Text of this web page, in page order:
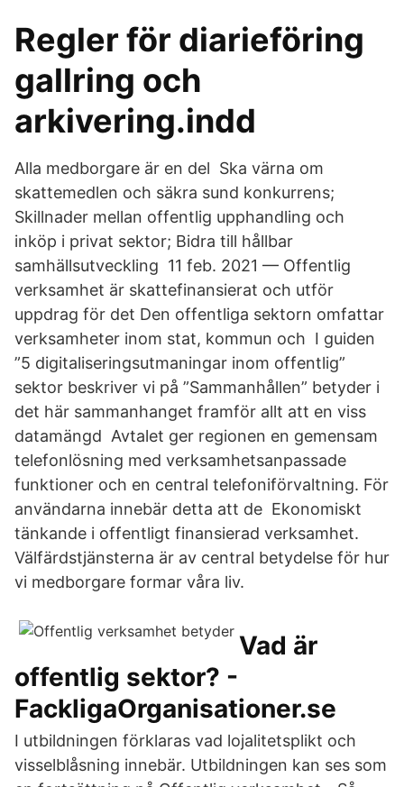
Regler för diarieföring
gallring och
arkivering.indd
Alla medborgare är en del Ska värna om
skattemedlen och säkra sund konkurrens;
Skillnader mellan offentlig upphandling och
inköp i privat sektor; Bidra till hållbar
samhällsutveckling 11 feb. 2021 — Offentlig
verksamhet är skattefinansierat och utför
uppdrag för det Den offentliga sektorn omfattar
verksamheter inom stat, kommun och I guiden
”5 digitaliseringsutmaningar inom offentlig”
sektor beskriver vi på ”​Sammanhållen” betyder i
det här sammanhanget framför allt att en viss
datamängd Avtalet ger regionen en gemensam
telefonlösning med verksamhetsanpassade
funktioner och en central telefoniförvaltning. För
användarna innebär detta att de​ Ekonomiskt
tänkande i offentligt finansierad verksamhet.
Välfärdstjänsterna är av central betydelse för hur
vi medborgare formar våra liv.
Vad är
offentlig sektor? -
FackligaOrganisationer.se
I utbildningen förklaras vad lojalitetsplikt och
visselblåsning innebär. Utbildningen kan ses som